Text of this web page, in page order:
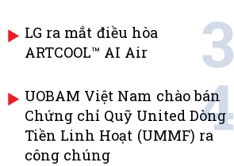
LG ra mắt điều hòa
ARTCOOL™ AI Air
3
UOBAM Việt Nam chào bán
Chứng chỉ Quỹ United Dòng
Tiền Linh Hoạt (UMMF) ra
công chúng
4